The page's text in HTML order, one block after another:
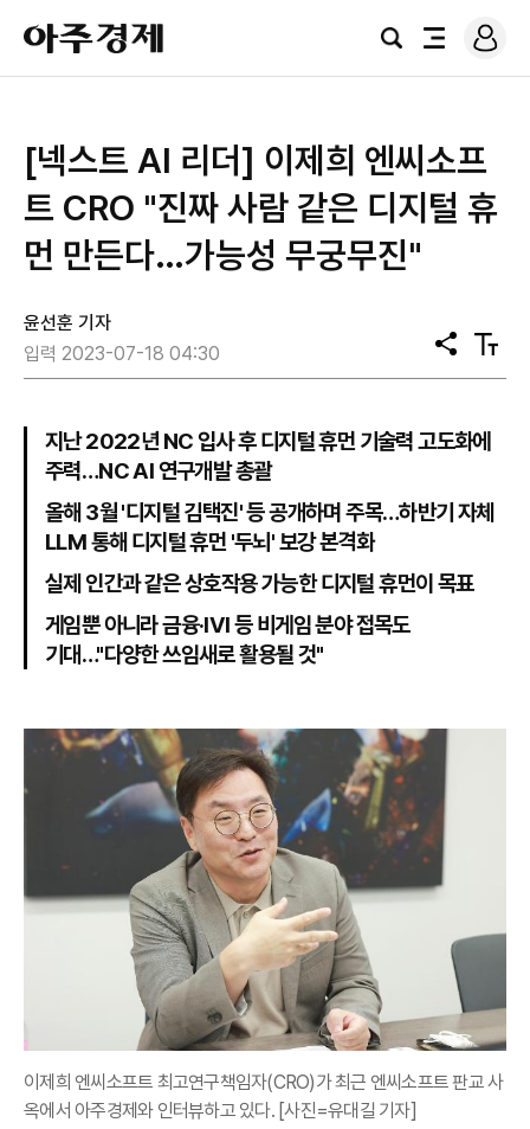
아
주
경
검
전
로
그
[넥스트 AI 리더] 이제희 엔씨소프
트 CRO "진짜 사람 같은 디지털 휴
먼 만든다…가능성 무궁무진"
윤선훈 기자
입력 2023-07-18 04:30
공
유
텍
스
기
지난 2022년 NC 입사 후 디지털 휴먼 기술력 고도화에
주력…NC AI 연구개발 총괄
올해 3월 '디지털 김택진' 등 공개하며 주목…하반기 자체
LLM 통해 디지털 휴먼 '두뇌' 보강 본격화
실제 인간과 같은 상호작용 가능한 디지털 휴먼이 목표
게임뿐 아니라 금융·IVI 등 비게임 분야 접목도
기대…"다양한 쓰임새로 활용될 것"
이제희 엔씨소프트 최고연구책임자(CRO)가 최근 엔씨소프트 판교 사
옥에서 아주경제와 인터뷰하고 있다. [사진=유대길 기자]